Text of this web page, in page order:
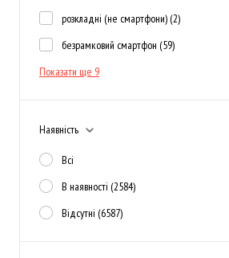
розкладні (не смартфони) (2)
безрамковий смартфон (59)
Показати ще 9
Наявність
Всі
В наявності (2584)
Відсутні (6587)